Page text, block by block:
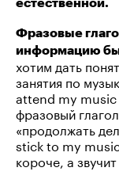
Фразовые
информацию
хотим дать
занятия по
attend my music
фразовый
«продолжать
stick to my
короче, а